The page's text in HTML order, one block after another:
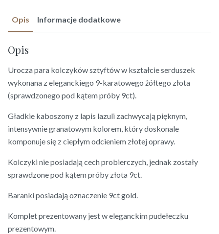
Opis Informacje dodatkowe
Opis
Urocza para kolczyków sztyftów w kształcie serduszek
wykonana z eleganckiego 9-karatowego żółtego złota
(sprawdzonego pod kątem próby 9ct).
Gładkie kaboszony z lapis lazuli zachwycają pięknym,
intensywnie granatowym kolorem, który doskonale
komponuje się z ciepłym odcieniem złotej oprawy.
Kolczyki nie posiadają cech probierczych, jednak zostały
sprawdzone pod kątem próby złota 9ct.
Baranki posiadają oznaczenie 9ct gold.
Komplet prezentowany jest w eleganckim pudełeczku
prezentowym.